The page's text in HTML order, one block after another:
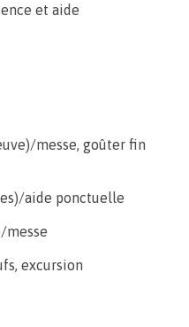
et aide
messe, goûter fin
aide ponctuelle
messe
excursion